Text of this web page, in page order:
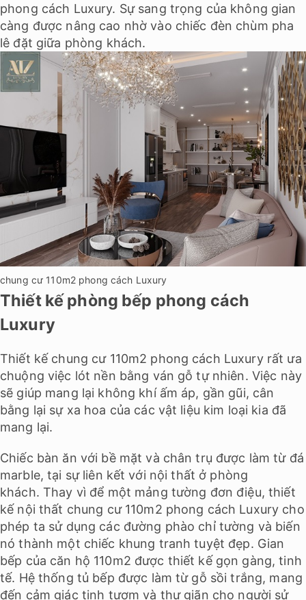
phong cách Luxury. Sự sang trọng của không gian
càng được nâng cao nhờ vào chiếc đèn chùm pha
lê đặt giữa phòng khách.
chung cư 110m2 phong cách Luxury
Thiết kế phòng bếp phong cách
Luxury
Thiết kế chung cư 110m2 phong cách Luxury rất ưa
chuộng việc lót nền bằng ván gỗ tự nhiên. Việc này
sẽ giúp mang lại không khí ấm áp, gần gũi, cân
bằng lại sự xa hoa của các vật liệu kim loại kia đã
mang lại.
Chiếc bàn ăn với bề mặt và chân trụ được làm từ đá
marble, tại sự liên kết với nội thất ở phòng
khách. Thay vì để một mảng tường đơn điệu, thiết
kế nội thất chung cư 110m2 phong cách Luxury cho
phép ta sử dụng các đường phào chỉ tường và biến
nó thành một chiếc khung tranh tuyệt đẹp. Gian
bếp của căn hộ 110m2 được thiết kế gọn gàng, tinh
tế. Hệ thống tủ bếp được làm từ gỗ sồi trắng, mang
đến cảm giác tinh tươm và thư giãn cho người sử